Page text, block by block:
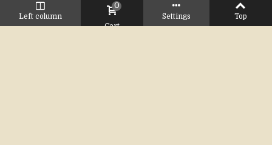
Left column
Cart
0
Settings Top